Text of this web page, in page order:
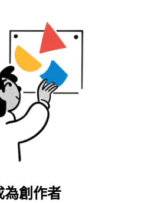
為創作者